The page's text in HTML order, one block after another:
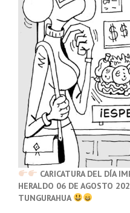
CARICATURA DEL DÍA
HERALDO 06 DE AGOSTO
TUNGURAHUA